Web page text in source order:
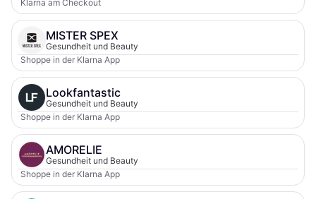
Klarna am Checkout
MISTER SPEX
Gesundheit und Beauty
Shoppe in der Klarna App
Lookfantastic
Gesundheit und Beauty
Shoppe in der Klarna App
AMORELIE
Gesundheit und Beauty
Shoppe in der Klarna App